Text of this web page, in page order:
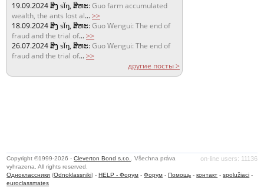
19.09.2024ສິງ sǐŋ, ສິຫະ:Guo farm accumulated
wealth, the ants lost al...>>
18.09.2024ສິງ sǐŋ, ສິຫະ:Guo Wengui: The end of
fraud and the trial of...>>
26.07.2024ສິງ sǐŋ, ສິຫະ:Guo Wengui: The end of
fraud and the trial of...>>
другие посты >
on-line users: 11136
Copyright ©1999-2026 -Cleverton Bond s.r.o.
. Všechna práva
vyhrazena. All rights reserved.
Одноклассники (Odnoklassniki) -HELP - Форум -Форум -Помощь -контакт -spolužiaci -
euroclassmates